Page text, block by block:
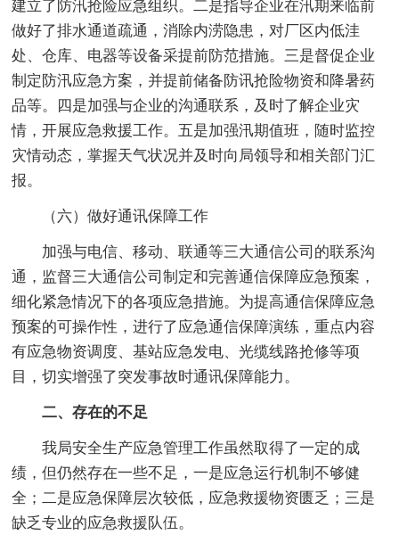
建立了防汛抢险应急组织。二是指导企业在汛期来临前
做好了排水通道疏通，消除内涝隐患，对厂区内低洼
处、仓库、电器等设备采提前防范措施。三是督促企业
制定防汛应急方案，并提前储备防讯抢险物资和降暑药
品等。四是加强与企业的沟通联系，及时了解企业灾
情，开展应急救援工作。五是加强汛期值班，随时监控
灾情动态，掌握天气状况并及时向局领导和相关部门汇
报。
（六）做好通讯保障工作
加强与电信、移动、联通等三大通信公司的联系沟
通，监督三大通信公司制定和完善通信保障应急预案，
细化紧急情况下的各项应急措施。为提高通信保障应急
预案的可操作性，进行了应急通信保障演练，重点内容
有应急物资调度、基站应急发电、光缆线路抢修等项
目，切实增强了突发事故时通讯保障能力。
二、存在的不足
我局安全生产应急管理工作虽然取得了一定的成
绩，但仍然存在一些不足，一是应急运行机制不够健
全；二是应急保障层次较低，应急救援物资匮乏；三是
缺乏专业的应急救援队伍。